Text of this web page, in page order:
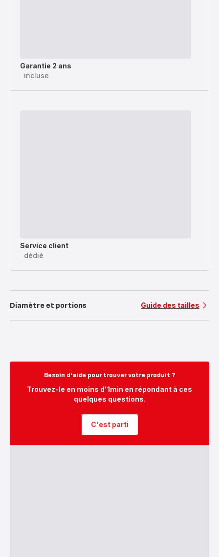
Garantie 2 ans
incluse
Service client
dédié
Diamètre et portions Guide des tailles
Besoin d'aide pour trouver votre produit ?
Trouvez-le en moins d'1min en répondant à ces
quelques questions.
C'est parti